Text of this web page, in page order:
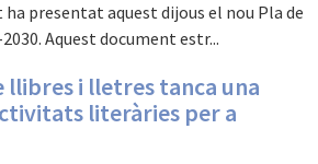
presentat aquest dijous el nou Pla de
Aquest document estr...
llibres i lletres tanca una
literàries per a